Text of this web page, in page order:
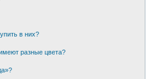
в них?
разные цвета?